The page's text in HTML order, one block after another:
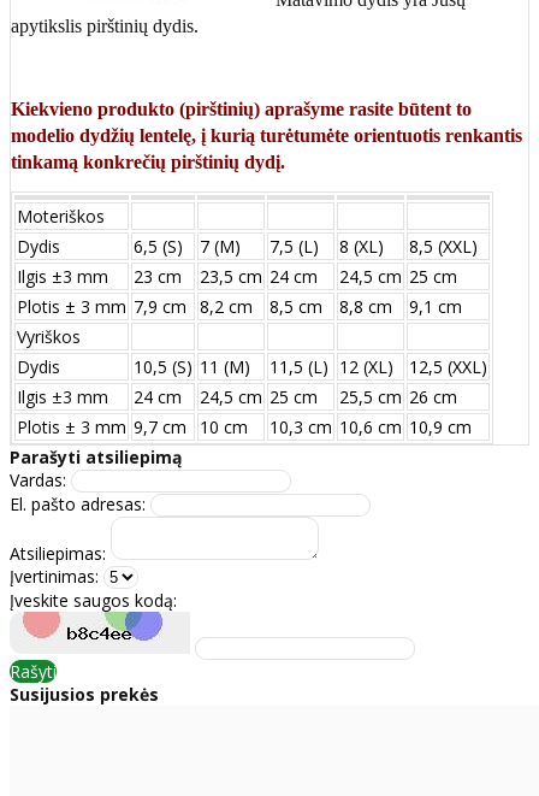
apytikslis pirštinių dydis.
Kiekvieno produkto (pirštinių) aprašyme rasite būtent to
modelio dydžių lentelę, į kurią turėtumėte orientuotis renkantis
tinkamą konkrečių pirštinių dydį.
Moteriškos
Dydis
6,5 (S) 7 (M) 7,5 (L) 8 (XL)
8,5 (XXL)
Ilgis ±3 mm
23 cm 23,5 cm 24 cm 24,5 cm 25 cm
Plotis ± 3 mm 7,9 cm 8,2 cm 8,5 cm 8,8 cm
9,1 cm
Vyriškos
Dydis
10,5 (S) 11 (M) 11,5 (L) 12 (XL)
12,5 (XXL)
Ilgis ±3 mm
24 сm 24,5 сm 25 сm 25,5 сm 26 сm
Plotis ± 3 mm 9,7 сm 10 сm 10,3 сm 10,6 сm 10,9 сm
Parašyti atsiliepimą
Vardas:
El. pašto adresas:
Atsiliepimas:
Įvertinimas:
Įveskite saugos kodą:
Rašyti
Susijusios prekės